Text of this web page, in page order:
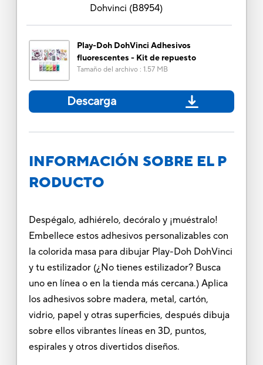
Dohvinci (B8954)
Play-Doh DohVinci Adhesivos
fluorescentes - Kit de repuesto
Tamaño del archivo: 1.57 MB
Descarga
INFORMACIÓN SOBRE EL P
RODUCTO
Despégalo, adhiérelo, decóralo y ¡muéstralo!
Embellece estos adhesivos personalizables con
la colorida masa para dibujar Play-Doh DohVinci
y tu estilizador (¿No tienes estilizador? Busca
uno en línea o en la tienda más cercana.) Aplica
los adhesivos sobre madera, metal, cartón,
vidrio, papel y otras superficies, después dibuja
sobre ellos vibrantes líneas en 3D, puntos,
espirales y otros divertidos diseños.